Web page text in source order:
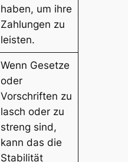
haben, um ihre
Zahlungen zu
leisten.
Wenn Gesetze
oder
Vorschriften zu
lasch oder zu
streng sind,
kann das die
Stabilität